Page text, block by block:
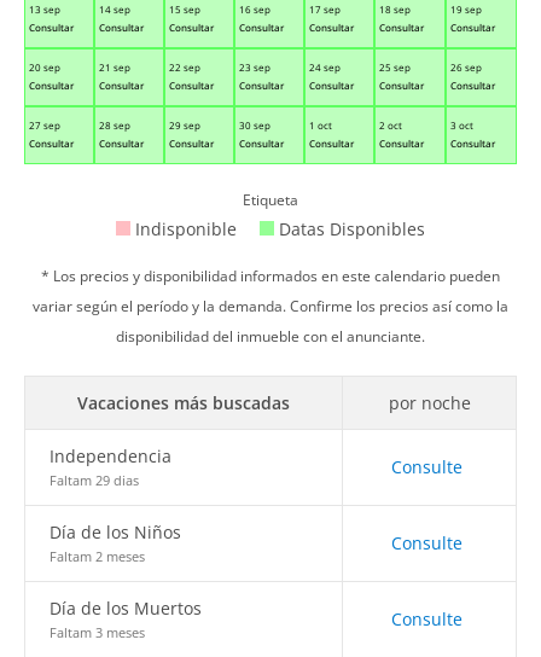
13 sep
Consultar
14 sep
Consultar
15 sep
Consultar
16 sep
Consultar
17 sep
Consultar
18 sep
Consultar
19 sep
Consultar
20 sep
Consultar
21 sep
Consultar
22 sep
Consultar
23 sep
Consultar
24 sep
Consultar
25 sep
Consultar
26 sep
Consultar
27 sep
Consultar
28 sep
Consultar
29 sep
Consultar
30 sep
Consultar
1 oct
Consultar
2 oct
Consultar
3 oct
Consultar
Etiqueta
Indisponible Datas Disponibles
* Los precios y disponibilidad informados en este calendario pueden
variar según el período y la demanda. Confirme los precios así como la
disponibilidad del inmueble con el anunciante.
Vacaciones más buscadas por noche
Independencia
Faltam 29 dias
Consulte
Día de los Niños
Faltam 2 meses
Consulte
Día de los Muertos
Faltam 3 meses
Consulte